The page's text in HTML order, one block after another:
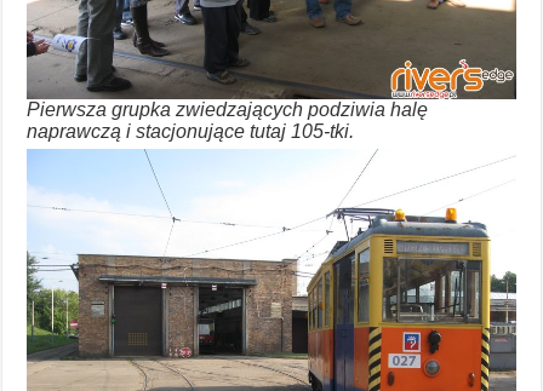
Pierwsza grupka zwiedzających podziwia halę
naprawczą i stacjonujące tutaj 105-tki.